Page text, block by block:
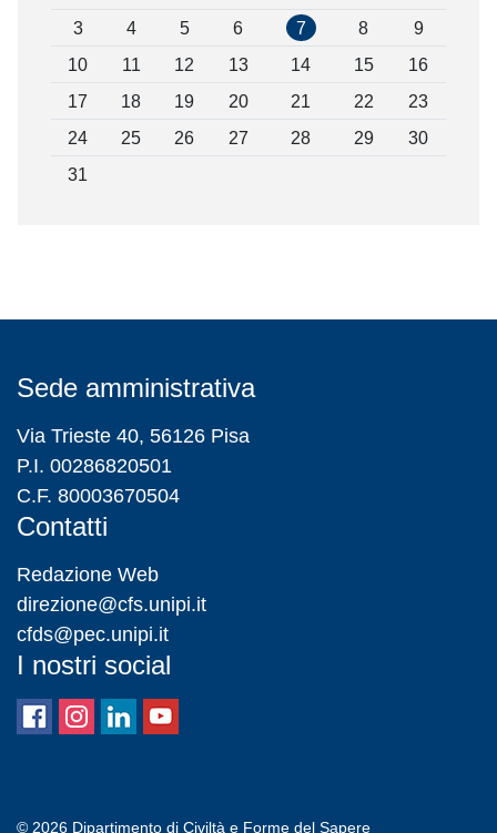
3
4 5 6 7 8
9
10
11 12 13 14 15
16
17
18 19 20 21 22
23
24
25 26 27 28 29
30
31
Sede amministrativa
Via Trieste 40, 56126 Pisa
P.I. 00286820501
C.F. 80003670504
Contatti
Redazione Web
direzione@cfs.unipi.it
cfds@pec.unipi.it
I nostri social
© 2026 Dipartimento di Civiltà e Forme del Sapere